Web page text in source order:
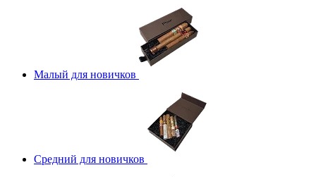
Малый для новичков
Средний для новичков